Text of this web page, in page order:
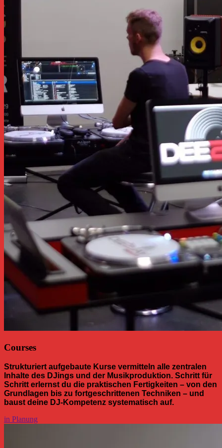
Courses
Strukturiert aufgebaute Kurse vermitteln alle zentralen
Inhalte des DJings und der Musikproduktion. Schritt für
Schritt erlernst du die praktischen Fertigkeiten – von den
Grundlagen bis zu fortgeschrittenen Techniken – und
baust deine DJ-Kompetenz systematisch auf.
in Planung